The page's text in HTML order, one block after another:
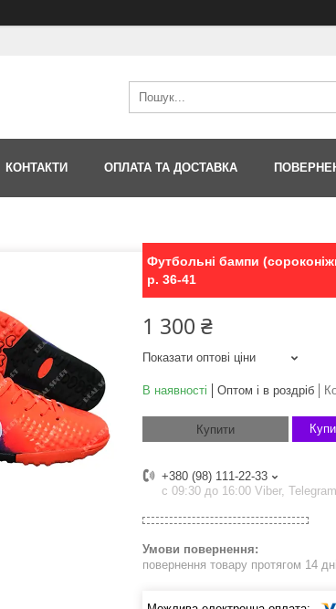
КОНТАКТИ ОПЛАТА ТА ДОСТАВКА
Футбольні бампи
р. 36-41
1 300 ₴
Показати оптові ціни
В наявності Оптом і в роздріб
Купити
+380 (98) 111-22-33
с 09:30 до 16:00 Viber, Telegram
повернення товару протягом 14